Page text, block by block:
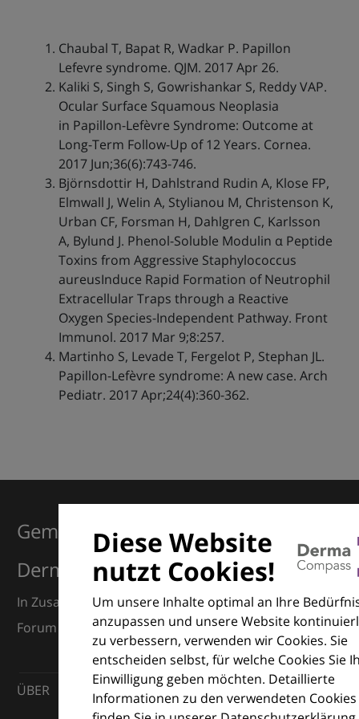
Chaubal T, Bapat R, Wadkar P. Papillon
Lefevre syndrome. QJM. 2017 Apr 26.
Kaliki S, Singh S, Gowrishankar S, Reddy VAP.
Ocular Surface Squamous Neoplasia
in Papillon-Lefèvre Syndrome: Outcome at
Long-Term Follow-Up of 12 Years. Cornea.
2017 Jun;36(6):743-746.
Björnsdottir H, Dahlstrand Rudin A, Klose FP,
Elmwall J, Welin A, Stylianou M, Christenson K,
Urban CF, Forsman H, Dahlgren C, Karlsson
A, Bylund J. Phenol-Soluble Modulin α Peptide
Toxins from Aggressive Staphylococcus
aureusInduce Rapid Formation of Neutrophil
Extracellular Traps through a Reactive
Oxygen Species-Independent Pathway. Front
Immunol. 2017 Mar 9;8:257.
Martinho S, Levade T, Fergelot P, Stephan JL.
Papillon-Lefèvre syndrome: A new case. Arch
Pediatr. 2017 Apr;24(4):360-362.
Diese Website
nutzt Cookies!
Um unsere Inhalte optimal an Ihre
anzupassen und unsere Website
zu verbessern, verwenden wir Cookies. Sie
entscheiden selbst, für welche Cookies Sie
Einwilligung geben möchten. Detaillierte
Informationen zu den verwendeten Cookies
Gemeinsam für Exzellenz in der
Dermatologie
In Zusammenarbeit mit dem European Dermatology
Forum (EDF) und Euroderm Excellence
ÜBER